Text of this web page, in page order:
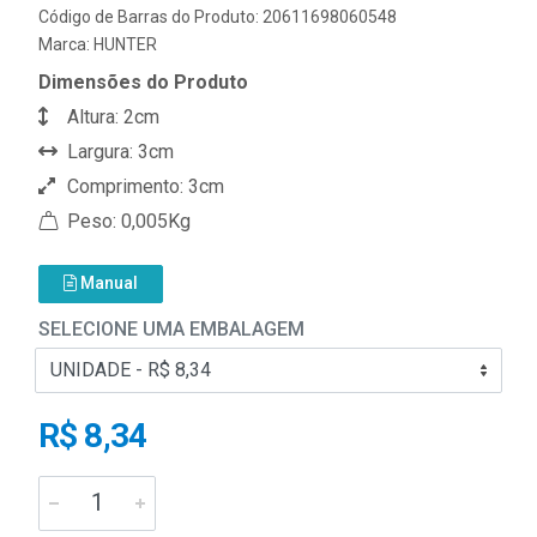
Código de Barras do Produto: 20611698060548
Marca: HUNTER
Dimensões do Produto
Altura: 2cm
Largura: 3cm
Comprimento: 3cm
Peso: 0,005Kg
Manual
SELECIONE UMA EMBALAGEM
R$ 8,34